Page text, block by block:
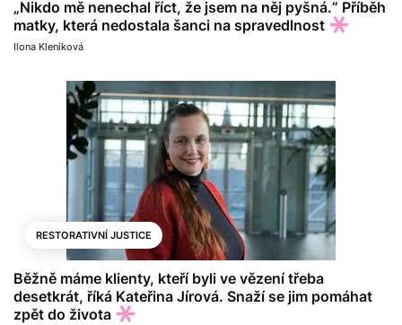
„Nikdo mě nenechal říct, že jsem na něj pyšná.“ Příběh
matky, která nedostala šanci na spravedlnost
Ilona Kleníková
RESTORATIVNÍ JUSTICE
Běžně máme klienty, kteří byli ve vězení třeba
desetkrát, říká Kateřina Jírová. Snaží se jim pomáhat
zpět do života